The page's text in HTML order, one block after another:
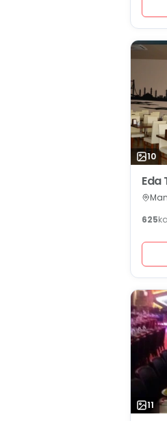
10
Eda
625
11